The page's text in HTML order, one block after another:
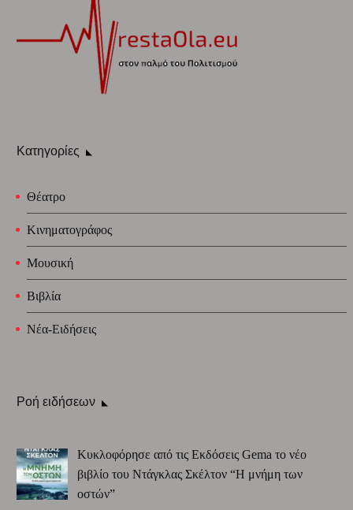
Κατηγορίες
Θέατρο
Κινηματογράφος
Μουσική
Βιβλία
Νέα-Ειδήσεις
Ροή ειδήσεων
Κυκλοφόρησε από τις Εκδόσεις Gema το νέο
βιβλίο του Ντάγκλας Σκέλτον “Η μνήμη των
οστών”